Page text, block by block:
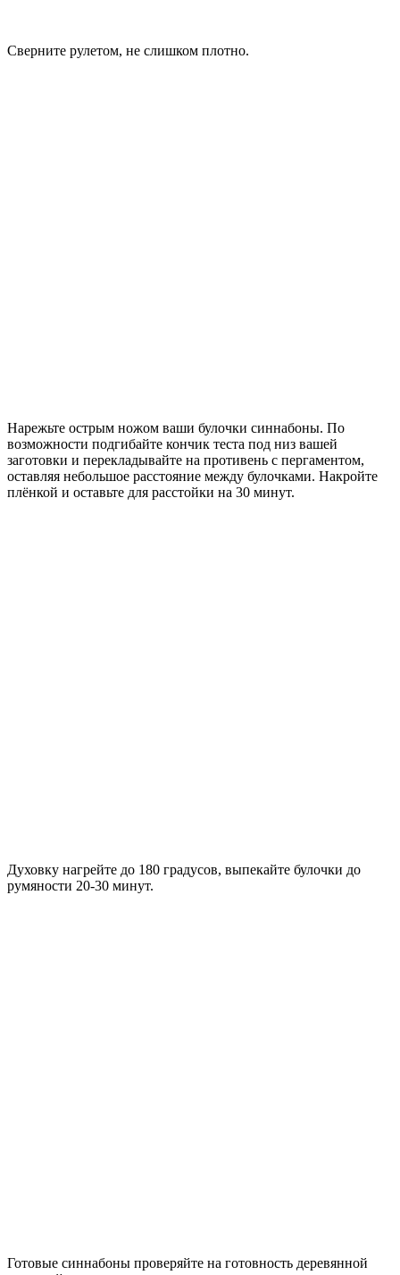
Сверните рулетом, не слишком плотно.
Нарежьте острым ножом ваши булочки синнабоны. По
возможности подгибайте кончик теста под низ вашей
заготовки и перекладывайте на противень с пергаментом,
оставляя небольшое расстояние между булочками. Накройте
плёнкой и оставьте для расстойки на 30 минут.
Духовку нагрейте до 180 градусов, выпекайте булочки до
румяности 20-30 минут.
Готовые синнабоны проверяйте на готовность деревянной